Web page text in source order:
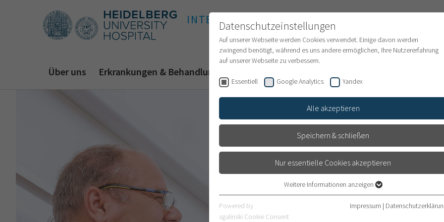
INTERNATIONAL PATIENTS
Über uns Erkrankungen & Behandlungen
Für
Datenschutzeinstellungen
Auf unserer Webseite werden Cookies verwendet. Einige davon werden
zwingend benötigt, während es uns andere ermöglichen, Ihre Nutzererfahrung
auf unserer Webseite zu verbessern.
Essentiell Google Analytics Yandex
Alle akzeptieren
Speichern & schließen
Nur essentielle Cookies akzeptieren
Essentielle Cookies werden für grundlegende Funktionen der Webseite
benötigt. Dadurch ist gewährleistet, dass die Webseite einwandfrei
Weitere Informationen anzeigen
Powered by
sgalinski Cookie Consent
Impressum |